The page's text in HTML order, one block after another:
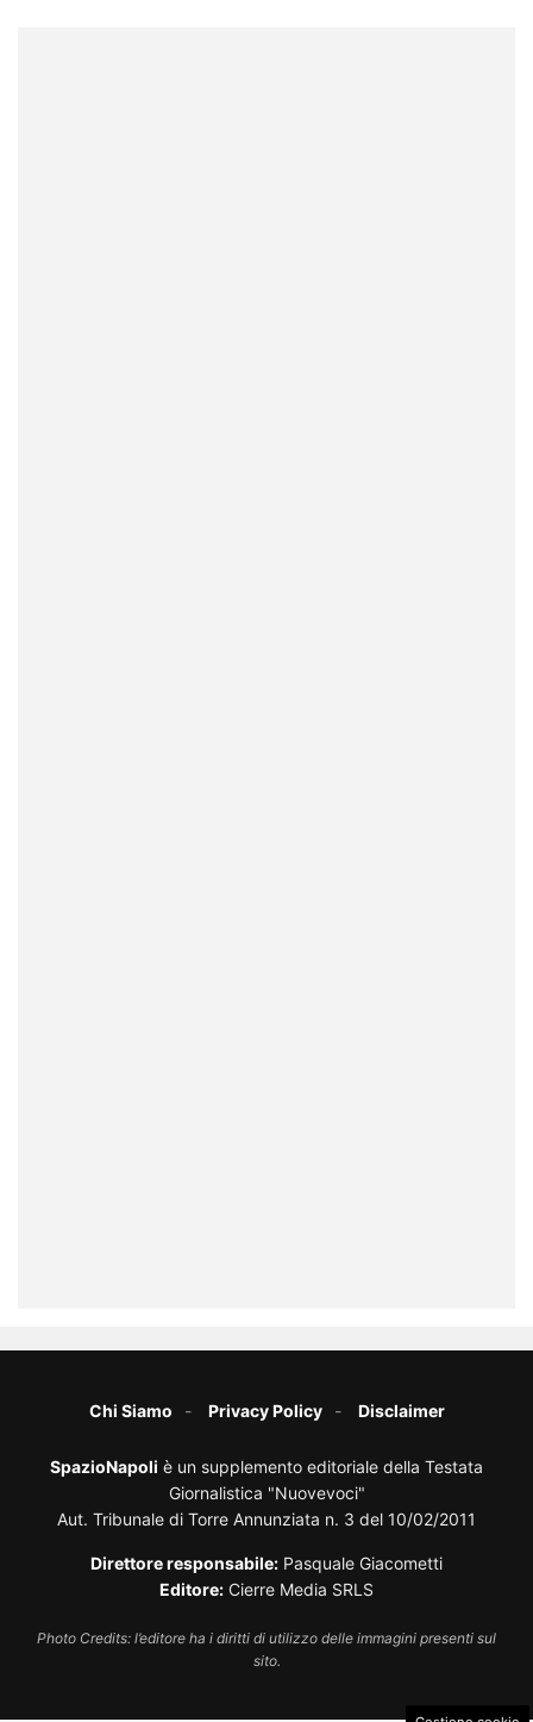
Chi Siamo Privacy Policy Disclaimer
SpazioNapoli è un supplemento editoriale della Testata
Giornalistica "Nuovevoci"
Aut. Tribunale di Torre Annunziata n. 3 del 10/02/2011
Direttore responsabile: Pasquale Giacometti
Editore: Cierre Media SRLS
Photo Credits: l’editore ha i diritti di utilizzo delle immagini presenti sul
sito.